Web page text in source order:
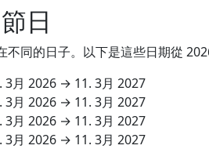
日
同的日子。以下是這些日期從
3月 2026 → 11. 3月 2027
3月 2026 → 11. 3月 2027
3月 2026 → 11. 3月 2027
3月 2026 → 11. 3月 2027